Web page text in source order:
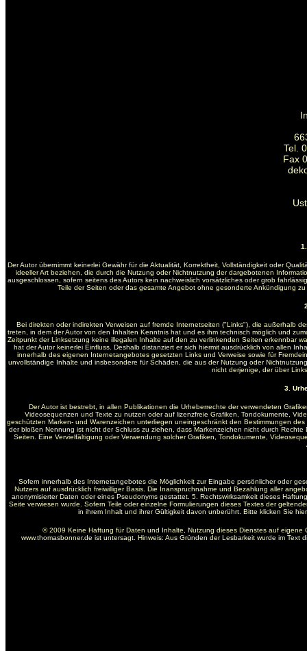
Tel.
Fax
Der Autor übernimmt keinerlei Gewähr für die Aktualität, Korrektheit, Vollständigkeit oder
ideeller Art beziehen, die durch die Nutzung oder Nichtnutzung der dargebotenen
ausgeschlossen, sofern seitens des Autors kein nachweislich vorsätzliches oder grob
Teile der Seiten oder das gesamte Angebot ohne gesonderte Ankündigung
Bei direkten oder indirekten Verweisen auf fremde Internetseiten ("Links"), die außerhalb
treten, in dem der Autor von den Inhalten Kenntnis hat und es ihm technisch möglich und
Zeitpunkt der Linksetzung keine illegalen Inhalte auf den zu verlinkenden Seiten erkennbar
hat der Autor keinerlei Einfluss. Deshalb distanziert er sich hiermit ausdrücklich von allen
innerhalb des eigenen Internetangebotes gesetzten Links und Verweise sowie für
unvollständige Inhalte und insbesondere für Schäden, die aus der Nutzung oder
nicht derjenige, der über
3.
Der Autor ist bestrebt, in allen Publikationen die Urheberrechte der verwendeten
Videosequenzen und Texte zu nutzen oder auf lizenzfreie Grafiken, Tondokumente,
geschützten Marken- und Warenzeichen unterliegen uneingeschränkt den Bestimmungen
der bloßen Nennung ist nicht der Schluss zu ziehen, dass Markenzeichen nicht durch
Seiten. Eine Vervielfältigung oder Verwendung solcher Grafiken, Tondokumente,
Sofern innerhalb des Internetangebotes die Möglichkeit zur Eingabe persönlicher oder
Nutzers auf ausdrücklich freiwilliger Basis. Die Inanspruchnahme und Bezahlung aller
anonymisierter Daten oder eines Pseudonyms gestattet. 5. Rechtswirksamkeit dieses
Seite verwiesen wurde. Sofern Teile oder einzelne Formulierungen dieses Textes der
in ihrem Inhalt und ihrer Gültigkeit davon unberührt. Bitte klicken Sie
© 2009 Keine Haftung für Daten und Inhalte, Nutzung dieses Dienstes auf
www.thomasbonner.de ist untersagt. Hinweis: Aus Gründen der Lesbarkeit wurde im